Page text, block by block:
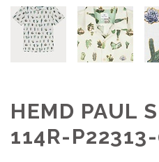
HEMD PAUL
114R-